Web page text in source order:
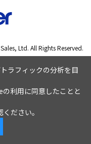
Ltd. All Rights Reserved.
ラフィックの分析を目
利用に同意したことと
ださい。